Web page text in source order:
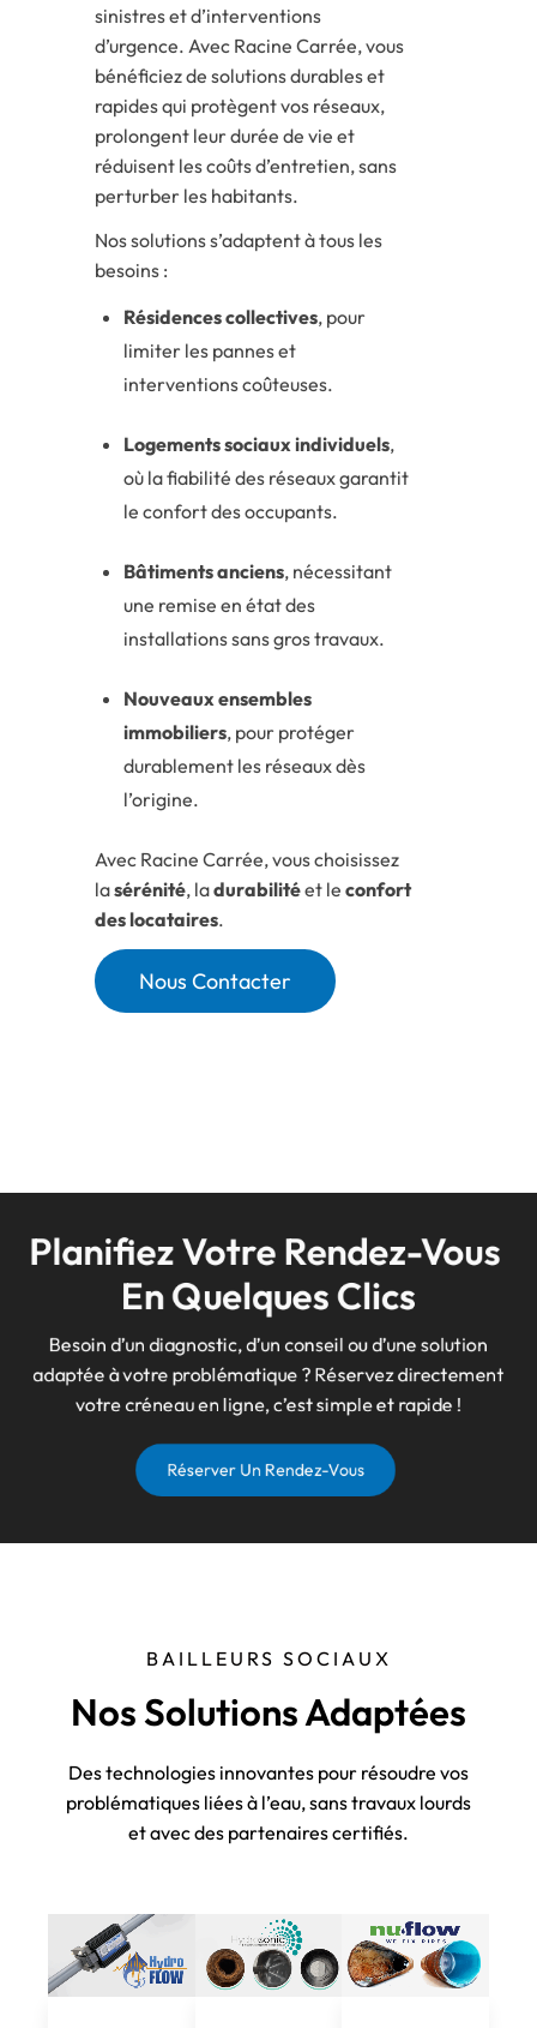
sinistres et d’interventions
d’urgence. Avec Racine Carrée, vous
bénéficiez de solutions durables et
rapides qui protègent vos réseaux,
prolongent leur durée de vie et
réduisent les coûts d’entretien, sans
perturber les habitants.
Nos solutions s’adaptent à tous les
besoins :
Résidences collectives, pour
limiter les pannes et
interventions coûteuses.
Logements sociaux individuels,
où la fiabilité des réseaux garantit
le confort des occupants.
Bâtiments anciens, nécessitant
une remise en état des
installations sans gros travaux.
Nouveaux ensembles
immobiliers, pour protéger
durablement les réseaux dès
l’origine.
Avec Racine Carrée, vous choisissez
lasérénité, ladurabilitéet le confort
des locataires.
Nous Contacter
Planifiez Votre Rendez-Vous
En Quelques Clics
Besoin d’un diagnostic, d’un conseil ou d’une solution
adaptée à votre problématique ? Réservez directement
votre créneau en ligne, c’est simple et rapide !
Réserver Un Rendez-Vous
BAILLEURS SOCIAUX
Nos Solutions Adaptées
Des technologies innovantes pour résoudre vos
problématiques liées à l’eau, sans travaux lourds
et avec des partenaires certifiés.